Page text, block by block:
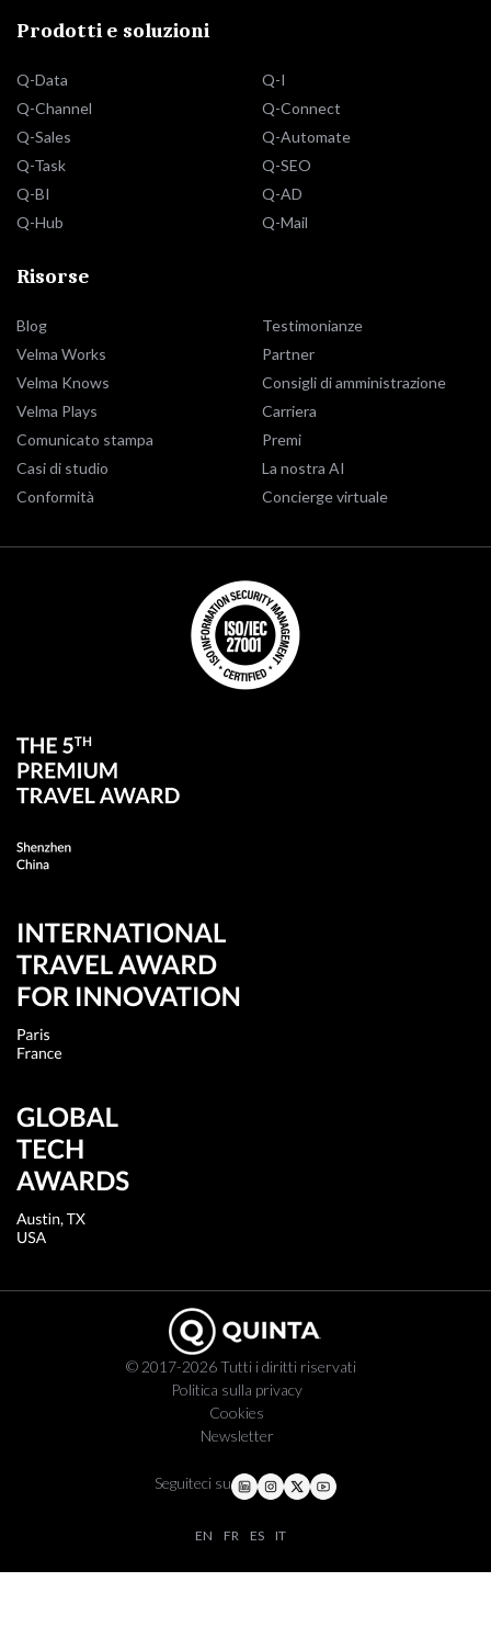
Prodotti e soluzioni
Q-Data
Q-Channel
Q-Sales
Q-Task
Q-BI
Q-Hub
Q-I
Q-Connect
Q-Automate
Q-SEO
Q-AD
Q-Mail
Risorse
Blog
Velma Works
Velma Knows
Velma Plays
Comunicato stampa
Casi di studio
Conformità
Testimonianze
Partner
Consigli di amministrazione
Carriera
Premi
La nostra AI
Concierge virtuale
© 2017-2026 Tutti i diritti riservati
Politica sulla privacy
Cookies
Newsletter
Seguiteci su
EN FR ES IT